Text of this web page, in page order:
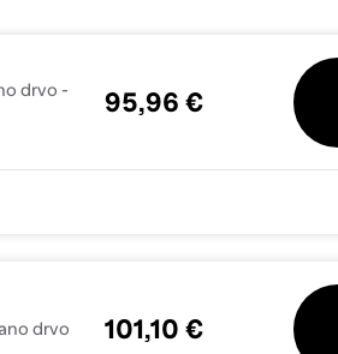
drvo -
95,96 €
drvo 101,10 €